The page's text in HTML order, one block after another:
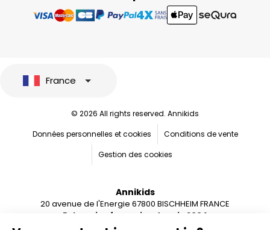
France
© 2026 All rights reserved. Annikids
Données personnelles et cookies
Conditions de vente
Gestion des cookies
Annikids
20 avenue de l'Energie 67800 BISCHHEIM FRANCE
Entreprise française depuis 2004